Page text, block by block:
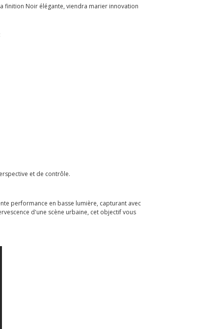
finition Noir élégante, viendra marier innovation
et de contrôle.
performance en basse lumière, capturant avec
d'une scène urbaine, cet objectif vous